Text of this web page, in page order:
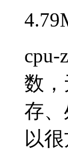
cpu-
数
存
以